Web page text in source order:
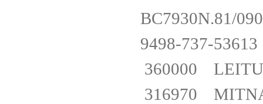
BC7930N.81/
9498-737-
360000
316970